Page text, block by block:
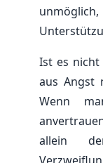
Ist es
aus Angst
Wenn
allein